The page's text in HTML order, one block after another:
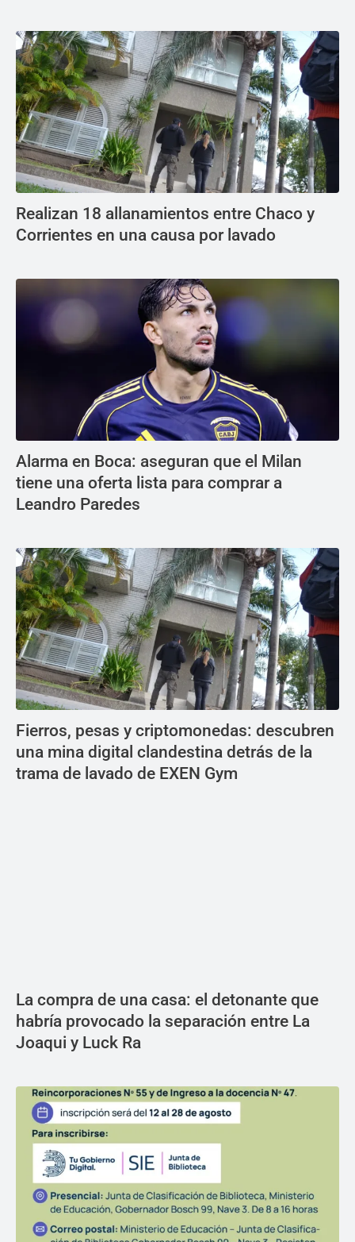
Realizan 18 allanamientos entre Chaco y
Corrientes en una causa por lavado
Alarma en Boca: aseguran que el Milan
tiene una oferta lista para comprar a
Leandro Paredes
Fierros, pesas y criptomonedas: descubren
una mina digital clandestina detrás de la
trama de lavado de EXEN Gym
La compra de una casa: el detonante que
habría provocado la separación entre La
Joaqui y Luck Ra